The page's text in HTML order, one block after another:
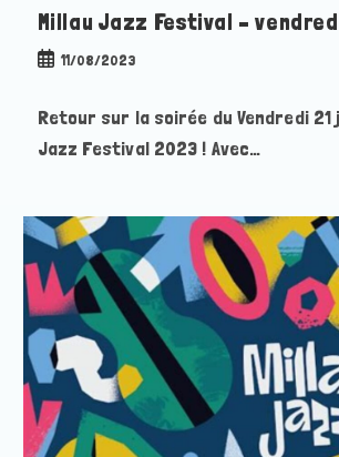
Millau Jazz Festival –
Publication
11/08/2023
Retour sur la soirée du Vendredi 21
Jazz Festival 2023 ! Avec…